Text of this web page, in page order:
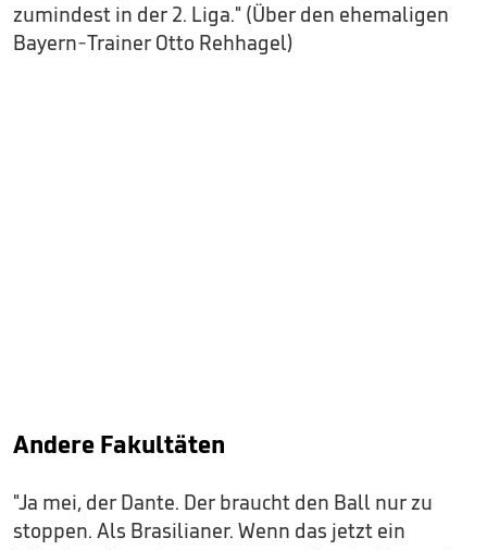
zumindest in der 2. Liga." (Über den ehemaligen
Bayern-Trainer Otto Rehhagel)
Andere Fakultäten
"Ja mei, der Dante. Der braucht den Ball nur zu
stoppen. Als Brasilianer. Wenn das jetzt ein